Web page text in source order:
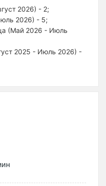
2026) - 2;
2026) - 5;
(Май 2026 - Июль
2025 - Июль 2026) -